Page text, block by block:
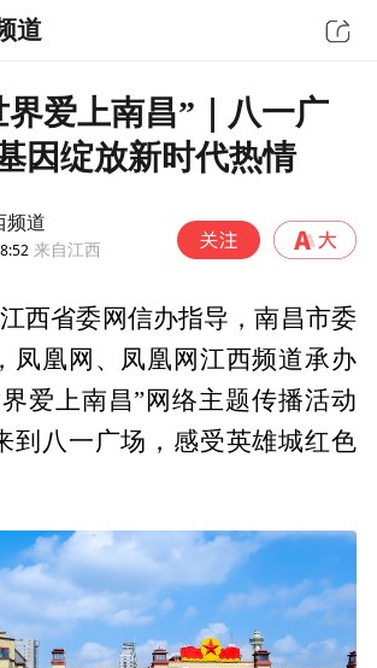
道
界爱上南昌”｜八一广
因绽放新时代热情
频道
来自江西
西省委网信办指导，南昌市委
凤凰网、凤凰网江西频道承办
爱上南昌”网络主题传播活动
到八一广场，感受英雄城红色